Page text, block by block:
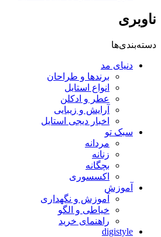
ناوبری
دسته‌بندی‌ها
دنیای مد
برندها و طراحان
انواع استایل
عطر و ادکلن
آرایش و زیبایی
اخبار دیجی استایل
سبک تو
مردانه
زنانه
بچگانه
اکسسوری
آموزش
آموزش و نگهداری
خیاطی و الگو
راهنمای خرید
digistyle